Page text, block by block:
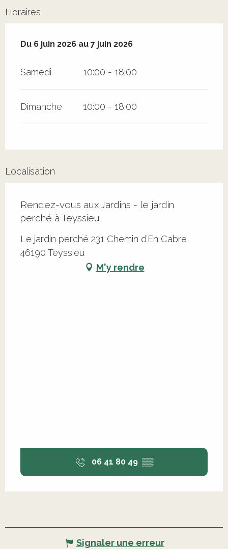
Horaires
Du 6 juin 2026 au 7 juin 2026
Du 6 juin 2026 au 7 juin 2026
Samedi 10:00 - 18:00
Dimanche 10:00 - 18:00
Localisation
Rendez-vous aux Jardins - le jardin
perché à Teyssieu
Le jardin perché 231 Chemin d’En Cabre,
46190 Teyssieu
M'y rendre
06 41 80 49 ▒▒
Signaler une erreur